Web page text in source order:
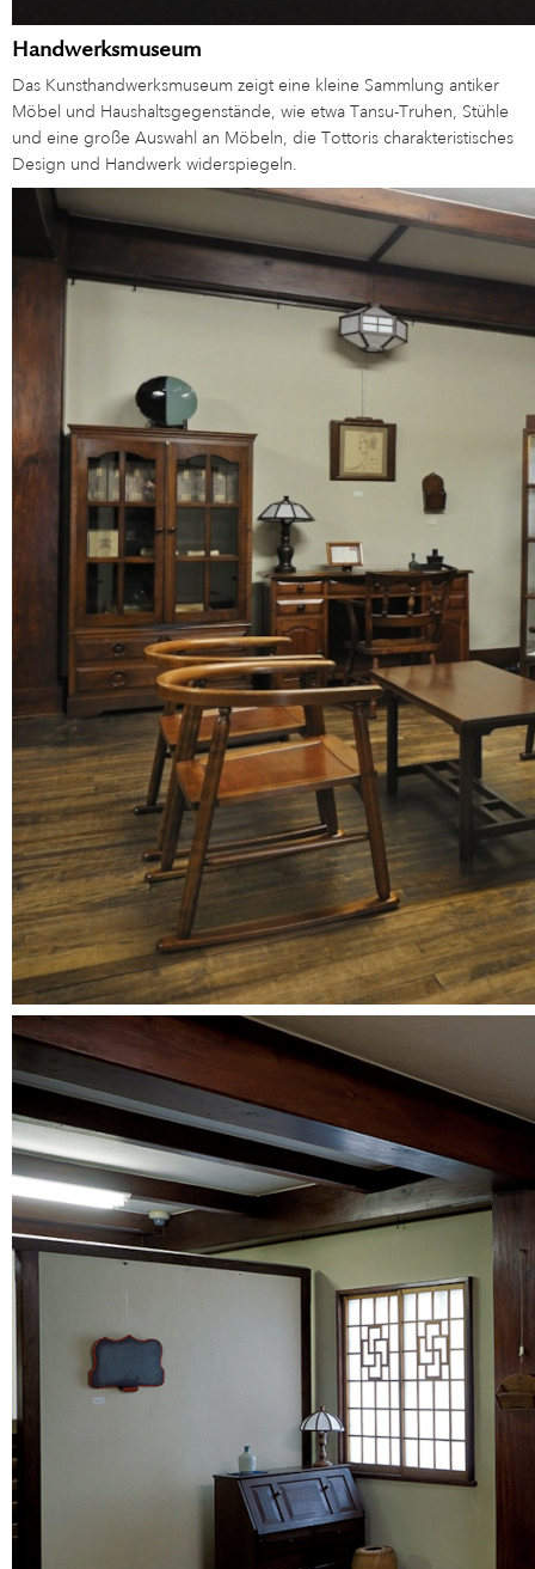
Handwerksmuseum
Das Kunsthandwerksmuseum zeigt eine kleine Sammlung antiker
Möbel und Haushaltsgegenstände, wie etwa Tansu-Truhen, Stühle
und eine große Auswahl an Möbeln, die Tottoris charakteristisches
Design und Handwerk widerspiegeln.